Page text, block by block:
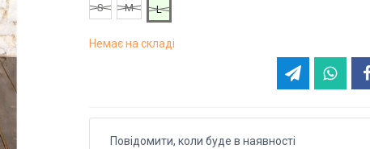
S
M L
Немає на складі
Повідомити, коли буде в наявності